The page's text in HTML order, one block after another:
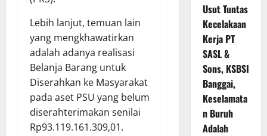
Lebih lanjut, temuan lain
yang mengkhawatirkan
adalah adanya realisasi
Belanja Barang untuk
Diserahkan ke Masyarakat
pada aset PSU yang belum
diserahterimakan senilai
Rp93.119.161.309,01.
Usut Tuntas
Kecelakaan
Kerja PT
SASL &
Sons, KSBSI
Banggai,
Keselamata
n Buruh
Adalah